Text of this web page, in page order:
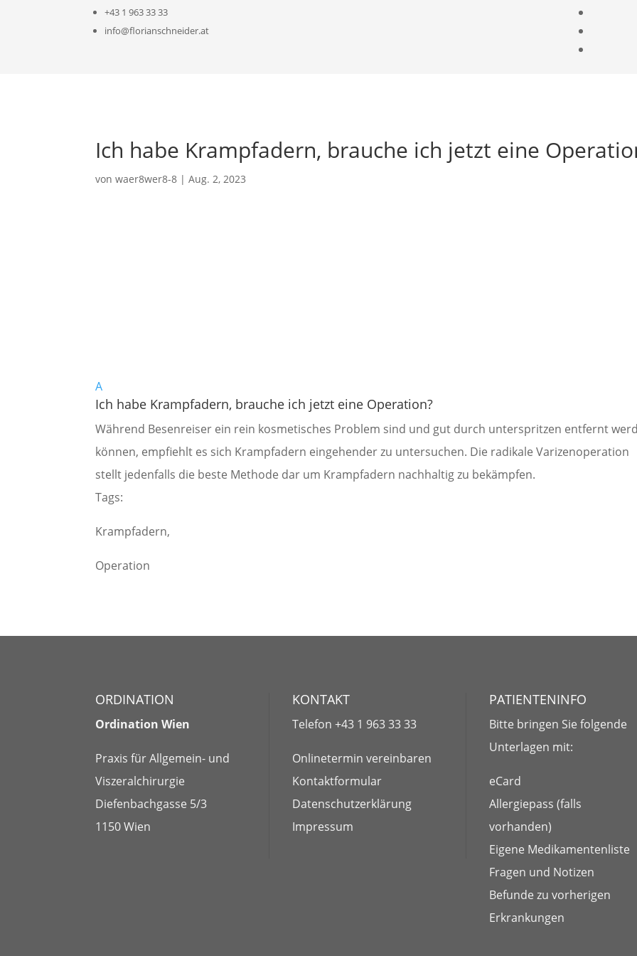
+43 1 963 33 33
info@florianschneider.at
LEISTUNGEN
Ich habe Krampfadern, brauche ich jetzt eine
vonwaer8wer8-8 |Aug. 2, 2023
A
Ich habe Krampfadern, brauche ich jetzt eine Operation?
Während Besenreiser ein rein kosmetisches Problem sind und gut durch unterspritzen entfernt
können, empfiehlt es sich Krampfadern eingehender zu untersuchen. Die radikale Varizenoperation
stellt jedenfalls die beste Methode dar um Krampfadern nachhaltig zu bekämpfen.
Tags:
Krampfadern,
Operation
ORDINATION
Ordination Wien
Praxis für Allgemein- und
Viszeralchirurgie
Diefenbachgasse 5/3
1150 Wien
KONTAKT
Telefon+43 1 963 33 33
Onlinetermin vereinbaren
Kontaktformular
Datenschutzerklärung
Impressum
PATIENTENINFO
Bitte bringen Sie folgende
Unterlagen mit:
eCard
Allergiepass (falls
vorhanden)
Eigene Medikamentenliste
Fragen und Notizen
Befunde zu vorherigen
Erkrankungen